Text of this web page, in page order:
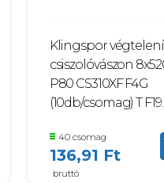
Klingspor
csiszolóvászon
P80 CS310XF F4G
(10db/csomag) T
40 csomag
136,91 Ft
bruttó